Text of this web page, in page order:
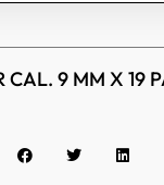
CAL. 9 MM X 19